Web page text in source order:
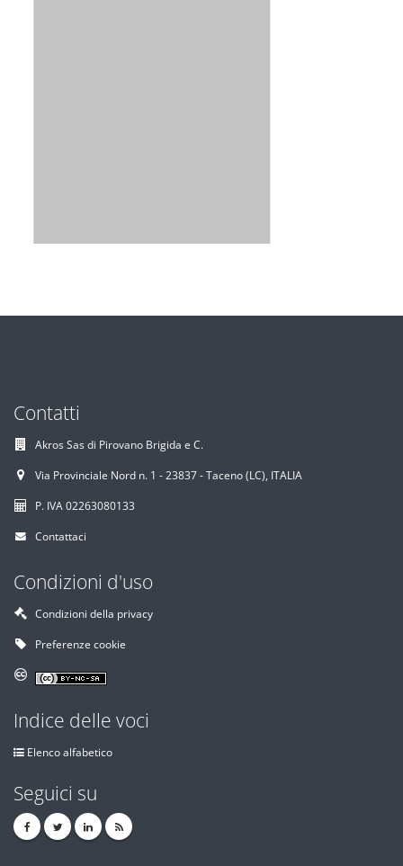
Contatti
Akros Sas di Pirovano Brigida e C.
Via Provinciale Nord n. 1 - 23837 - Taceno (LC), ITALIA
P. IVA 02263080133
Contattaci
Condizioni d'uso
Condizioni della privacy
Preferenze cookie
Indice delle voci
Elenco alfabetico
Seguici su